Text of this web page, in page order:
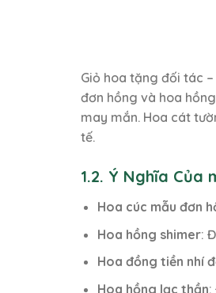
Giỏ hoa tặng đối tác
đơn hồng và hoa
may mắn. Hoa cát
tế.
1.2. Ý Nghĩa
Hoa cúc mẫu đơn
Hoa hồng shimer:
Hoa đồng tiền nhí
Hoa hồng lạc thần: